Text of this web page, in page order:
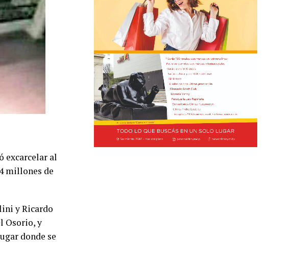
excarcelar al
millones de
y Ricardo
Osorio, y
donde se